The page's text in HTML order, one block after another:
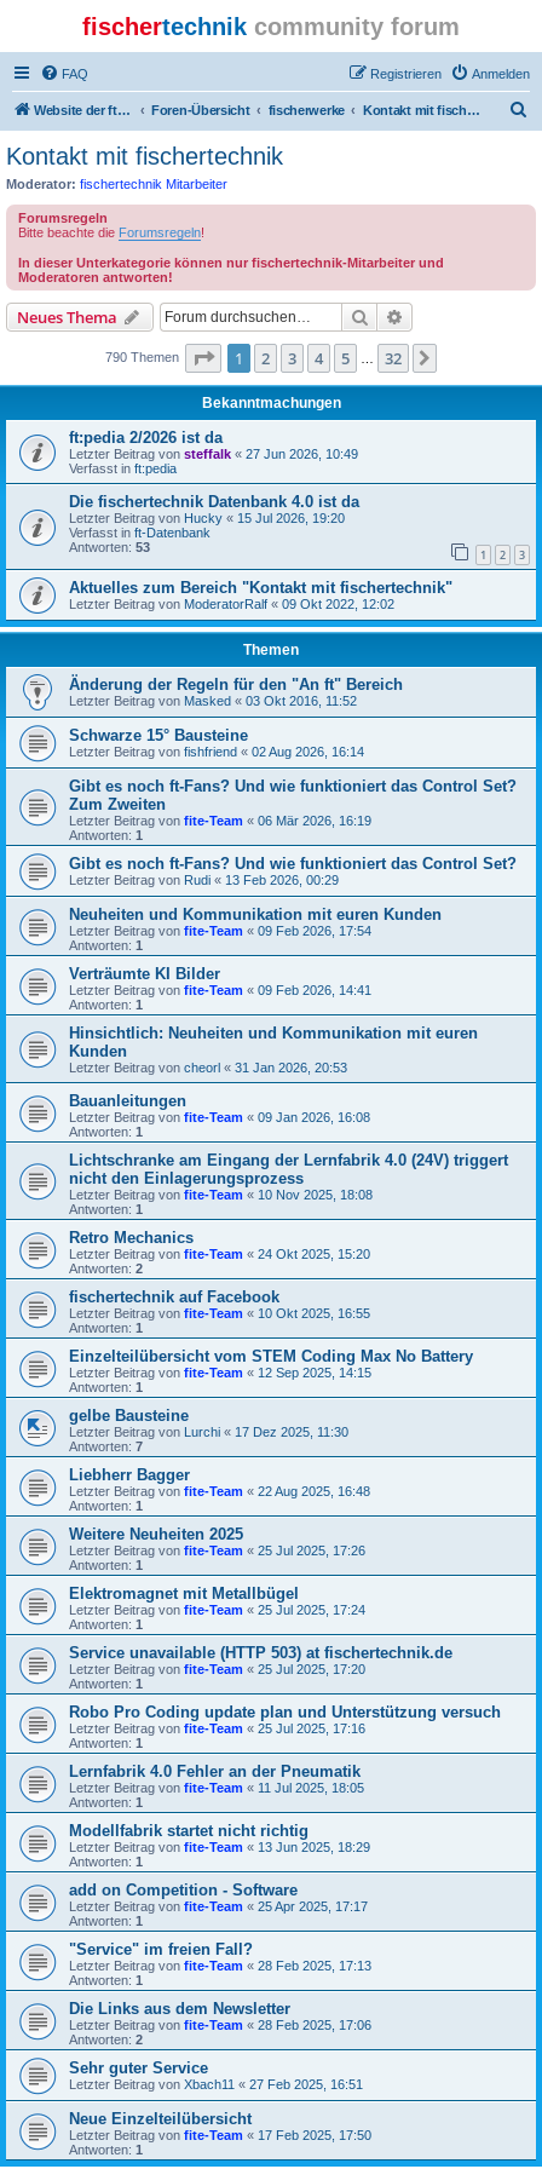
fischertechnik community forum
FAQ Anmelden
Registrieren
Website der ftcommunity Foren-Übersicht fischerwerke Kontakt mit fischertechnik
Kontakt mit fischertechnik
Moderator: fischertechnik Mitarbeiter
Forumsregeln
Bitte beachte die Forumsregeln!
In dieser Unterkategorie können nur fischertechnik-Mitarbeiter und
Moderatoren antworten!
Neues Thema Suche
790 Themen Seite 1von 32
1 2 3 4 5 32
Bekanntmachungen
ft:pedia 2/2026 ist da
Letzter Beitrag von steffalk « 27 Jun 2026, 10:49
Verfasst in ft:pedia
Die fischertechnik Datenbank 4.0 ist da
Letzter Beitrag von Hucky « 15 Jul 2026, 19:20
Verfasst in ft-Datenbank
Antworten: 53 1 2 3
Aktuelles zum Bereich "Kontakt mit fischertechnik"
Letzter Beitrag von ModeratorRalf « 09 Okt 2022, 12:02
Themen
Änderung der Regeln für den "An ft" Bereich
Letzter Beitrag von Masked « 03 Okt 2016, 11:52
Schwarze 15° Bausteine
Letzter Beitrag von fishfriend « 02 Aug 2026, 16:14
Gibt es noch ft-Fans? Und wie funktioniert das Control Set?
Zum Zweiten
Letzter Beitrag von fite-Team « 06 Mär 2026, 16:19
Antworten: 1
Gibt es noch ft-Fans? Und wie funktioniert das Control Set?
Letzter Beitrag von Rudi « 13 Feb 2026, 00:29
Neuheiten und Kommunikation mit euren Kunden
Letzter Beitrag von fite-Team « 09 Feb 2026, 17:54
Antworten: 1
Verträumte KI Bilder
Letzter Beitrag von fite-Team « 09 Feb 2026, 14:41
Antworten: 1
Hinsichtlich: Neuheiten und Kommunikation mit euren
Kunden
Letzter Beitrag von cheorl « 31 Jan 2026, 20:53
Bauanleitungen
Letzter Beitrag von fite-Team « 09 Jan 2026, 16:08
Antworten: 1
Lichtschranke am Eingang der Lernfabrik 4.0 (24V) triggert
nicht den Einlagerungsprozess
Letzter Beitrag von fite-Team « 10 Nov 2025, 18:08
Antworten: 1
Retro Mechanics
Letzter Beitrag von fite-Team « 24 Okt 2025, 15:20
Antworten: 2
fischertechnik auf Facebook
Letzter Beitrag von fite-Team « 10 Okt 2025, 16:55
Antworten: 1
Einzelteilübersicht vom STEM Coding Max No Battery
Letzter Beitrag von fite-Team « 12 Sep 2025, 14:15
Antworten: 1
gelbe Bausteine
Letzter Beitrag von Lurchi « 17 Dez 2025, 11:30
Antworten: 7
Liebherr Bagger
Letzter Beitrag von fite-Team « 22 Aug 2025, 16:48
Antworten: 1
Weitere Neuheiten 2025
Letzter Beitrag von fite-Team « 25 Jul 2025, 17:26
Antworten: 1
Elektromagnet mit Metallbügel
Letzter Beitrag von fite-Team « 25 Jul 2025, 17:24
Antworten: 1
Service unavailable (HTTP 503) at fischertechnik.de
Letzter Beitrag von fite-Team « 25 Jul 2025, 17:20
Antworten: 1
Robo Pro Coding update plan und Unterstützung versuch
Letzter Beitrag von fite-Team « 25 Jul 2025, 17:16
Antworten: 1
Lernfabrik 4.0 Fehler an der Pneumatik
Letzter Beitrag von fite-Team « 11 Jul 2025, 18:05
Antworten: 1
Modellfabrik startet nicht richtig
Letzter Beitrag von fite-Team « 13 Jun 2025, 18:29
Antworten: 1
add on Competition - Software
Letzter Beitrag von fite-Team « 25 Apr 2025, 17:17
Antworten: 1
"Service" im freien Fall?
Letzter Beitrag von fite-Team « 28 Feb 2025, 17:13
Antworten: 1
Die Links aus dem Newsletter
Letzter Beitrag von fite-Team « 28 Feb 2025, 17:06
Antworten: 2
Sehr guter Service
Letzter Beitrag von Xbach11 « 27 Feb 2025, 16:51
Neue Einzelteilübersicht
Letzter Beitrag von fite-Team « 17 Feb 2025, 17:50
Antworten: 1